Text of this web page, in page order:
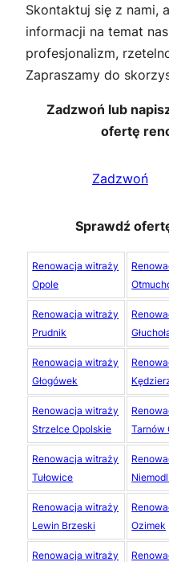
Skontaktuj się z nami,
informacji na temat
profesjonalizm,
Zapraszamy do
Zadzwoń lub
ofertę
Zadzwoń
Sprawdź
Renowacja witraży
Opole
Renowacja witraży
Prudnik
Renowacja witraży
Głogówek
Renowacja witraży
Strzelce Opolskie
Tarnów
Renowacja witraży
Tułowice
Renowacja witraży
Lewin Brzeski
Ozimek
Renowacja witraży